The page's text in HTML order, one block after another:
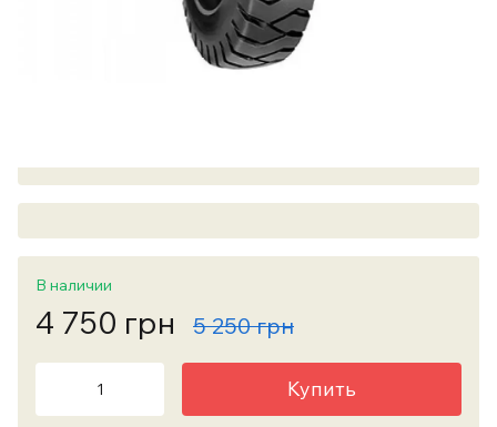
В наличии
4 750 грн 5 250 грн
Купить